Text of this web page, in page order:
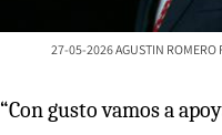
27-05-2026 AGUSTIN ROMERO
“Con gusto vamos a